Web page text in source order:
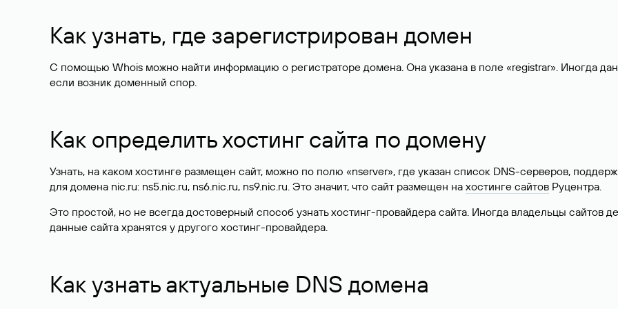
Как узнать, где зарегистрирован домен
С помощью Whois можно найти информацию о регистраторе домена. Она указана в поле «registrar». Иногда
если возник доменный спор.
Как определить хостинг сайта по домену
Узнать, на каком хостинге размещен сайт, можно по полю «nserver», где указан список DNS-серверов,
для домена nic.ru: ns5.nic.ru, ns6.nic.ru, ns9.nic.ru. Это значит, что сайт размещен на хостинге сайтов Руцентра.
Это простой, но не всегда достоверный способ узнать хостинг-провайдера сайта. Иногда владельцы сайтов
данные сайта хранятся у другого хостинг-провайдера.
Как узнать актуальные DNS домена